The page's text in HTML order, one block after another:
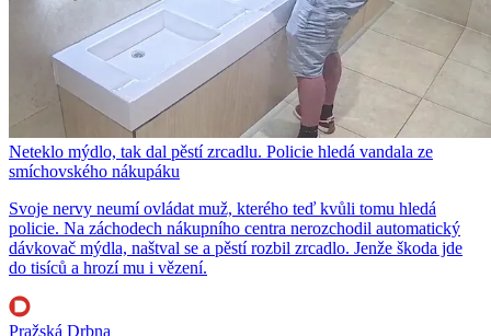
Neteklo mýdlo, tak dal pěstí zrcadlu. Policie hledá vandala ze
smíchovského nákupáku
Svoje nervy neumí ovládat muž, kterého teď kvůli tomu hledá
policie. Na záchodech nákupního centra nerozchodil automatický
dávkovač mýdla, naštval se a pěstí rozbil zrcadlo. Jenže škoda jde
do tisíců a hrozí mu i vězení.
Pražská Drbna